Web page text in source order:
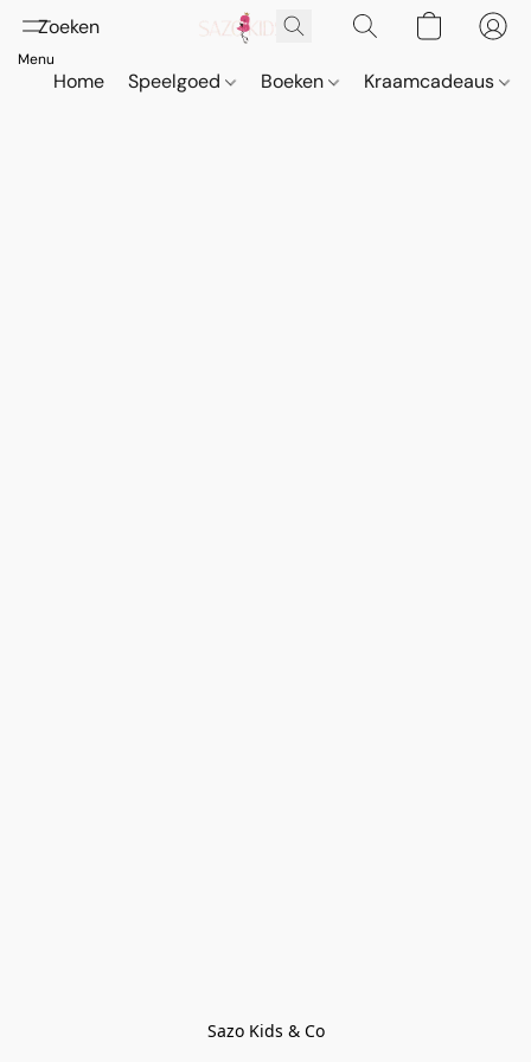
Home Speelgoed Boeken Kraamcadeaus
Sazo Kids & Co